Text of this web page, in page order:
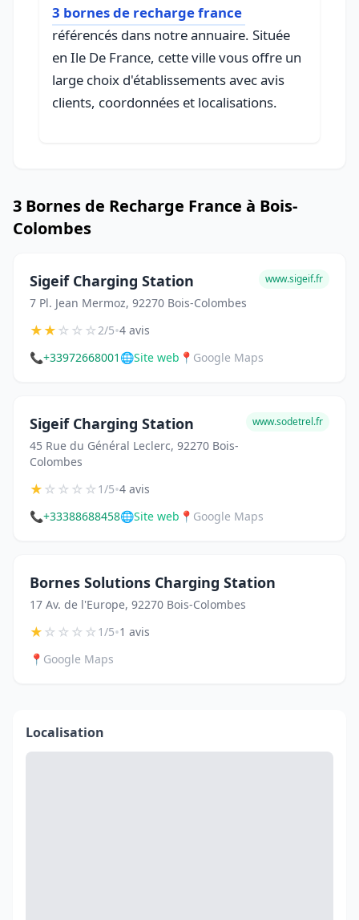
3 bornes de recharge france
référencés dans notre annuaire. Située
en Ile De France, cette ville vous offre un
large choix d'établissements avec avis
clients, coordonnées et localisations.
3 Bornes de Recharge France à Bois-
Colombes
Sigeif Charging Station
7 Pl. Jean Mermoz, 92270 Bois-Colombes
www.sigeif.fr
★★☆☆☆2/5•4 avis
📞+33972668001 🌐Site web 📍 Google Maps
Sigeif Charging Station
45 Rue du Général Leclerc, 92270 Bois-
Colombes
www.sodetrel.fr
★☆☆☆☆1/5•4 avis
📞+33388688458🌐Site web 📍 Google Maps
Bornes Solutions Charging Station
17 Av. de l'Europe, 92270 Bois-Colombes
★☆☆☆☆1/5•1 avis
📍 Google Maps
Localisation